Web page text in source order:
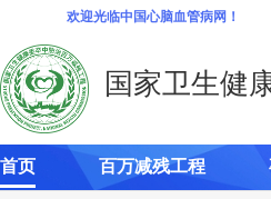
欢迎光临中国心脑血管病网！
国家卫生健
首页 百万减残工程